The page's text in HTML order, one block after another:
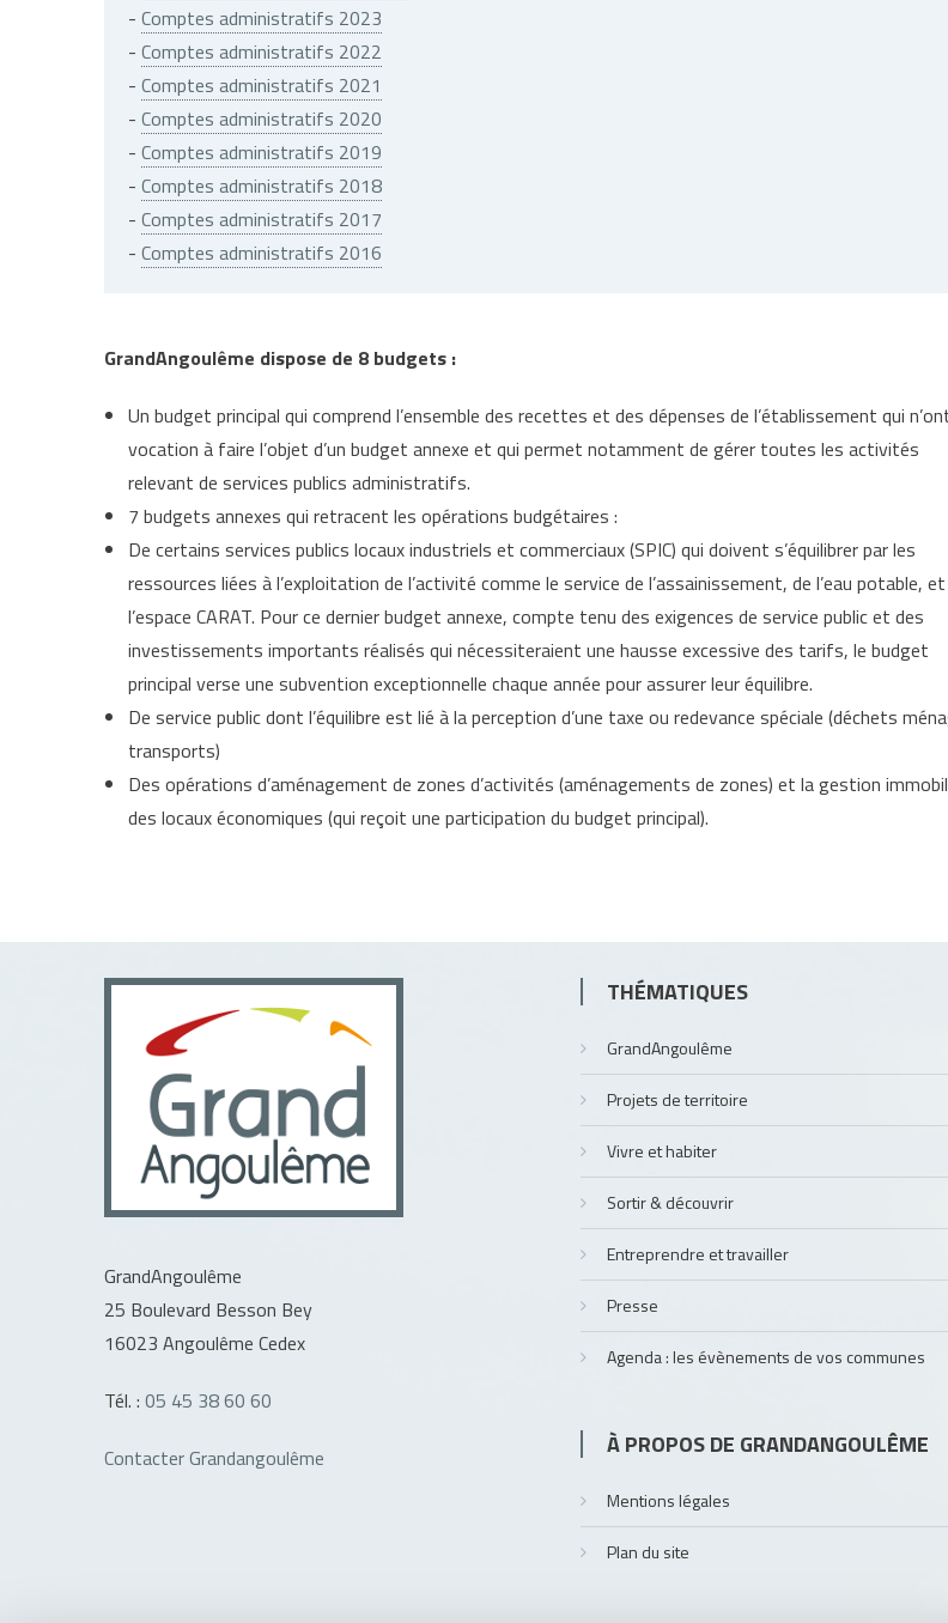
- Comptes administratifs 2023
- Comptes administratifs 2022
- Comptes administratifs 2021
- Comptes administratifs 2020
- Comptes administratifs 2019
- Comptes administratifs 2018
- Comptes administratifs 2017
- Comptes administratifs 2016
GrandAngoulême dispose de 8 budgets :
Un budget principal qui comprend l’ensemble des recettes et des dépenses de l’établissement qui
vocation à faire l’objet d’un budget annexe et qui permet notamment de gérer toutes les activités
relevant de services publics administratifs.
7 budgets annexes qui retracent les opérations budgétaires :
De certains services publics locaux industriels et commerciaux (SPIC) qui doivent s’équilibrer par les
ressources liées à l’exploitation de l’activité comme le service de l’assainissement, de l’eau potable,
l’espace CARAT. Pour ce dernier budget annexe, compte tenu des exigences de service public et des
investissements importants réalisés qui nécessiteraient une hausse excessive des tarifs, le budget
principal verse une subvention exceptionnelle chaque année pour assurer leur équilibre.
De service public dont l’équilibre est lié à la perception d’une taxe ou redevance spéciale (déchets
transports)
Des opérations d’aménagement de zones d’activités (aménagements de zones) et la gestion
des locaux économiques (qui reçoit une participation du budget principal).
GrandAngoulême
25 Boulevard Besson Bey
16023 Angoulême Cedex
Tél. :05 45 38 60 60
Contacter Grandangoulême
THÉMATIQUES
GrandAngoulême
Projets de territoire
Vivre et habiter
Sortir & découvrir
Entreprendre et travailler
Presse
Agenda : les évènements de vos communes
À PROPOS DE GRANDANGOULÊME
Mentions légales
Plan du site